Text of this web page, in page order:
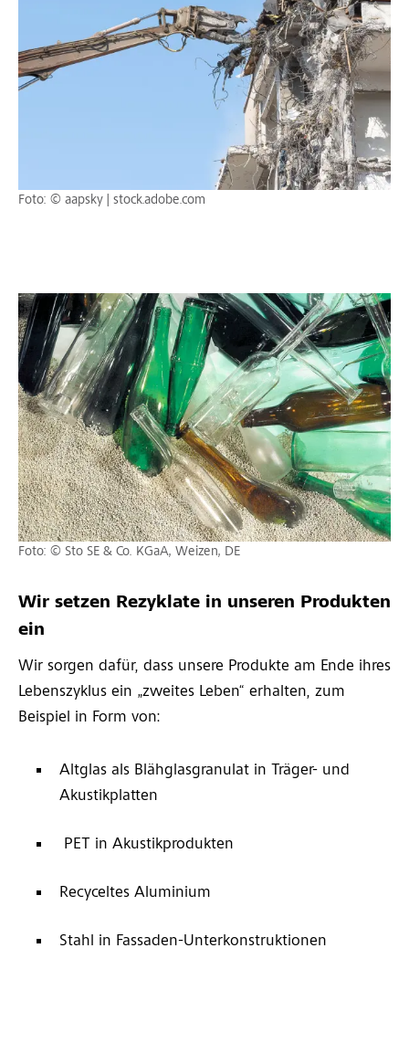
Foto: © aapsky | stock.adobe.com
Wir setzen Rezyklate in unseren Produkten
ein
Wir sorgen dafür, dass unsere Produkte am Ende ihres
Lebenszyklus ein „zweites Leben“ erhalten, zum
Beispiel in Form von:
Altglas als Blähglasgranulat in Träger- und
Akustikplatten
PET in Akustikprodukten
Recyceltes Aluminium
Stahl in Fassaden-Unterkonstruktionen
Foto: © Sto SE & Co. KGaA, Weizen, DE